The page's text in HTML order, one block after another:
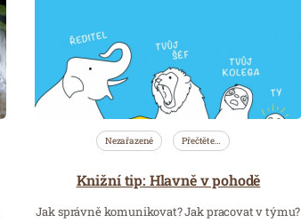
Nezařazené Přečtěte…
Knižní tip: Hlavně v pohodě
Jak správně komunikovat? Jak pracovat v týmu?